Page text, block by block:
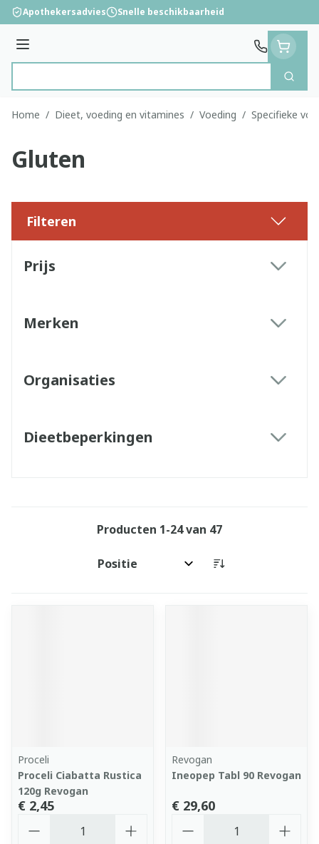
Ga naar de inhoud
Apothekersadvies Snelle beschikbaarheid
Menu
Zoek
Home / Dieet, voeding en vitamines / Voeding / Specifieke
Gluten
Filteren
Prijs
Merken
Organisaties
Dieetbeperkingen
Producten 1-24van 47
Sorteer op:
Proceli
Proceli Ciabatta Rustica
120g Revogan
€ 2,45
Revogan
Ineopep Tabl 90 Revogan
€ 29,60